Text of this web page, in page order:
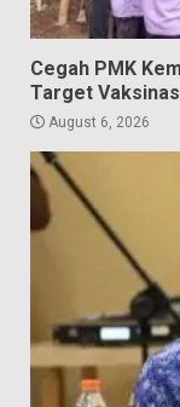
Cegah PMK
Target
August 6, 2026